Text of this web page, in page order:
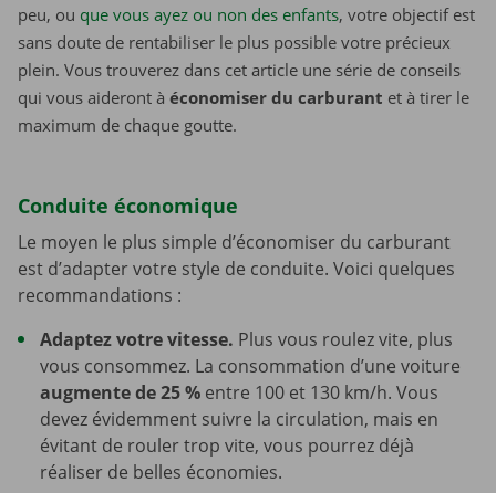
peu, ou que vous ayez ou non des enfants, votre objectif est
sans doute de rentabiliser le plus possible votre précieux
plein. Vous trouverez dans cet article une série de conseils
qui vous aideront à économiser du carburant et à tirer le
maximum de chaque goutte.
Conduite économique
Le moyen le plus simple d’économiser du carburant
est d’adapter votre style de conduite. Voici quelques
recommandations :
Adaptez votre vitesse. Plus vous roulez vite, plus
vous consommez. La consommation d’une voiture
augmente de 25 % entre 100 et 130 km/h. Vous
devez évidemment suivre la circulation, mais en
évitant de rouler trop vite, vous pourrez déjà
réaliser de belles économies.